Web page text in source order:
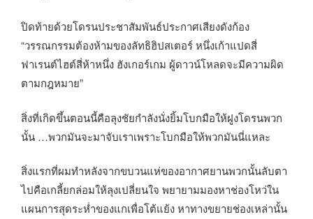
ปิดท้ายด้วยโดรนประชาสัมพันธ์ประกาศเสียงดังก้อง
“วรรณกรรมต้องห้ามของลัทธิฮิปสเตอร์ หนึ่งเก้าแปดสี่
ฟาเรนต์ไฮต์สี่ห้าหนึ่ง ฮังเกอร์เกม ผู้ดาวน์โหลดจะมีความผิด
ตามกฎหมาย”
สิ่งที่เกิดขึ้นตอนนี้คือลุงชัยกำลังนั่งยิ้มโบกมือให้ฝูงโดรนพวก
นั้น …พวกมันจะมาจับเราเพราะโบกมือให้พวกมันนี่แหละ
สิ่งแรกที่ผมทำหลังจากขบวนแห่ของอากาศยานพวกนั้นลับตา
ไปคือเกลี้ยกล่อมให้ลุงเปลี่ยนใจ พยายามมองหาช่องโหว่ใน
แผนการสุดระห่ำของแกเพื่อโต้แย้ง หาทางขยายช่องเหล่านั้น